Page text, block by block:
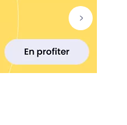
me connecter avec